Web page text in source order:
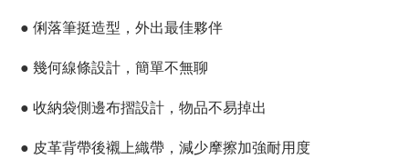
● 俐落筆挺造型，外出最佳夥伴
● 幾何線條設計，簡單不無聊
● 收納袋側邊布摺設計，物品不易掉出
● 皮革背帶後襯上織帶，減少摩擦加強耐用度